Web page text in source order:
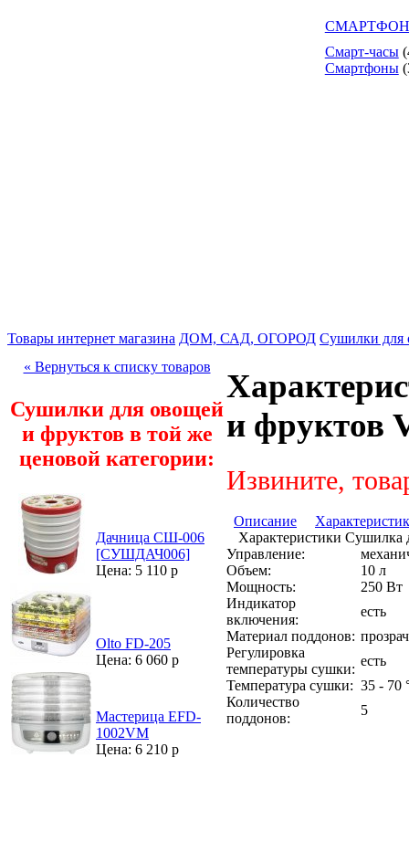
Смарт-часы
Смартфоны
Товары интернет магазина ДОМ, САД, ОГОРОД Сушилки для
« Вернуться к списку товаров
Сушилки для овощей
и фруктов в той же
ценовой категории:
Дачница СШ-006
[СУШДАЧ006]
Цена: 5 110 р
Olto FD-205
Цена: 6 060 р
Мастерица EFD-
1002VM
Цена: 6 210 р
и фруктов
Извините,
Описание
Характеристики
Управление:
Объем:
10 л
Мощность:
250 Вт
Индикатор
включения:
есть
Материал поддонов:
Регулировка
температуры сушки:
есть
Температура сушки: 35 - 70
Количество
поддонов:
5